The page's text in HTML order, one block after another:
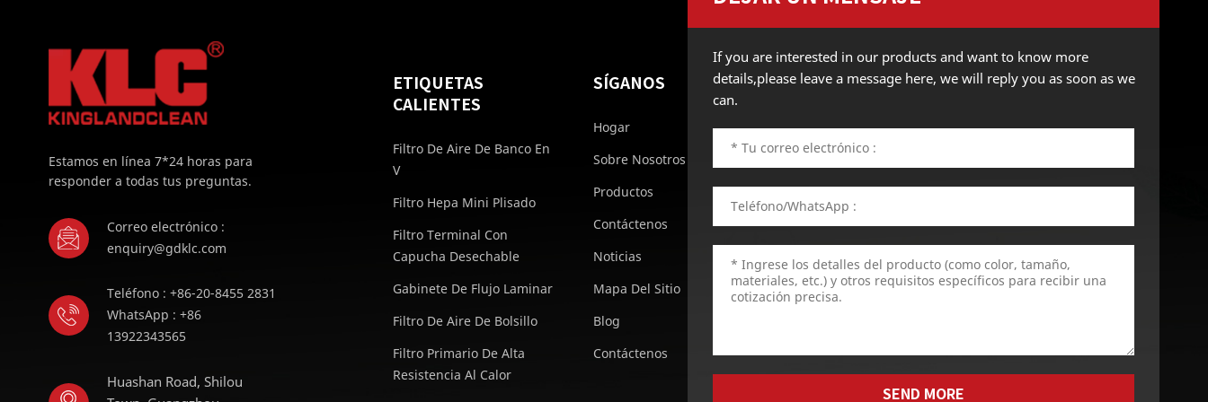
Estamos en línea 7*24 horas para
responder a todas tus preguntas.
Correo electrónico :
enquiry@gdklc.com
Teléfono : +86-20-8455 2831
WhatsApp : +86
13922343565
Huashan Road, Shilou
ETIQUETAS
CALIENTES
Filtro De Aire De Banco En
V
Filtro Hepa Mini Plisado
Filtro Terminal Con
Capucha Desechable
Gabinete De Flujo Laminar
Filtro De Aire De Bolsillo
Filtro Primario De Alta
Resistencia Al Calor
SÍGANOS
Hogar
Sobre Nosotros
Productos
Contáctenos
Noticias
Mapa Del Sitio
Blog
Contáctenos
If you are interested in our products and want to know more
details,please leave a message here, we will reply you as soon as we
can.
SEND MORE